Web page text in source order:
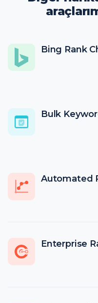
Bing Rank
Bulk
Automated
Enterprise